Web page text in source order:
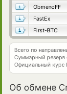
ObmenoFF
FastEx
First-BTC
Всего по
Суммарный резерв
Официальный курс
Об обмене